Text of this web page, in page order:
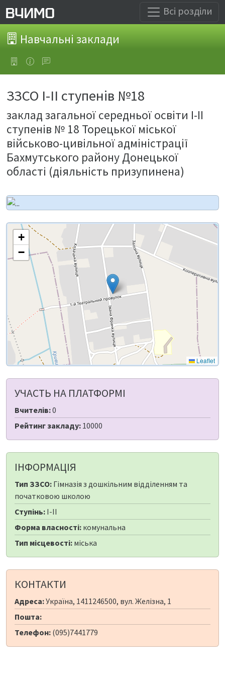
Всі розділи
Навчальні заклади
ЗЗСО І-ІІ ступенів №18
заклад загальної середньої освіти І-ІІ
ступенів № 18 Торецької міської
військово-цивільної адміністрації
Бахмутського району Донецької
області (діяльність призупинена)
+
−
Leaflet
УЧАСТЬ НА ПЛАТФОРМІ
Вчителів:0
Рейтинг закладу: 10000
ІНФОРМАЦІЯ
Тип ЗЗСО: Гімназія з дошкільним відділенням та
початковою школою
Ступінь: I-II
Форма власності: комунальна
Тип місцевості: міська
КОНТАКТИ
Адреса:Україна, 1411246500, вул. Желізна, 1
Пошта:
Телефон: (095)7441779